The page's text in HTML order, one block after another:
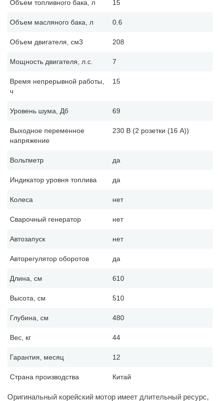
Объем топливного бака, л 15
Объем масляного бака, л 0.6
Объем двигателя, см3 208
Мощность двигателя, л.с. 7
Время непрерывной работы,
ч
15
Уровень шума, Дб 69
Выходное переменное
напряжение
230 В (2 розетки (16 А))
Вольтметр да
Индикатор уровня топлива да
Колеса нет
Сварочный генератор нет
Автозапуск нет
Авторегулятор оборотов да
Длина, см 610
Высота, см 510
Глубина, см 480
Вес, кг 44
Гарантия, месяц 12
Страна производства Китай
Оригинальный корейский мотор имеет длительный ресурс,